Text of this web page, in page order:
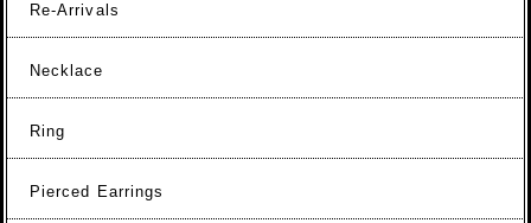
Re-Arrivals
Necklace
Ring
Pierced Earrings